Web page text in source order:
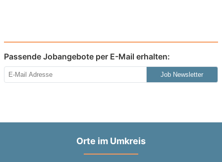
Passende Jobangebote per E-Mail erhalten:
Job Newsletter
Orte im Umkreis